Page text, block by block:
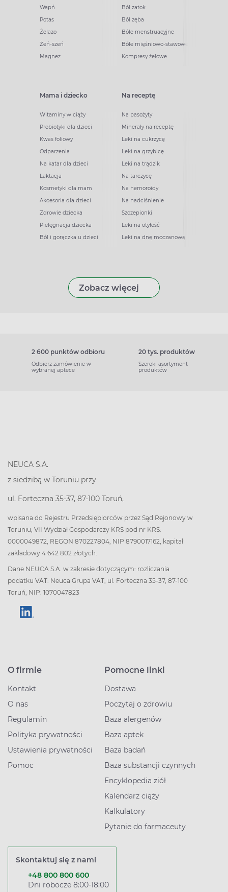
Wapń
Potas
Żelazo
Żeń-szeń
Magnez
Ból zatok
Ból zęba
Bóle menstruacyjne
Bóle mięśniowo-stawowe
Kompresy żelowe
Mama i dziecko
Witaminy w ciąży
Probiotyki dla dzieci
Kwas foliowy
Odparzenia
Na katar dla dzieci
Laktacja
Kosmetyki dla mam
Akcesoria dla dzieci
Zdrowie dziecka
Pielęgnacja dziecka
Ból i gorączka u dzieci
Na receptę
Na pasożyty
Minerały na receptę
Leki na cukrzycę
Leki na grzybicę
Leki na trądzik
Na tarczycę
Na hemoroidy
Na nadciśnienie
Szczepionki
Leki na otyłość
Leki na dnę moczanową
Zobacz więcej
2 600 punktów odbioru
Odbierz zamówienie w
wybranej aptece
20 tys. produktów
Szeroki asortyment
produktów
NEUCA S.A.
z siedzibą w Toruniu przy
ul. Forteczna 35-37, 87-100 Toruń,
wpisana do Rejestru Przedsiębiorców przez Sąd Rejonowy w
Toruniu, VII Wydział Gospodarczy KRS pod nr KRS:
0000049872, REGON 870227804, NIP 8790017162, kapitał
zakładowy 4 642 802 złotych.
Dane NEUCA S.A. w zakresie dotyczącym: rozliczania
podatku VAT: Neuca Grupa VAT, ul. Forteczna 35-37, 87-100
Toruń, NIP: 1070047823
O firmie
Kontakt
O nas
Regulamin
Polityka prywatności
Ustawienia prywatności
Pomoc
Pomocne linki
Dostawa
Poczytaj o zdrowiu
Baza alergenów
Baza aptek
Baza badań
Baza substancji czynnych
Encyklopedia ziół
Kalendarz ciąży
Kalkulatory
Pytanie do farmaceuty
Skontaktuj się z nami
+48 800 800 600
Dni robocze 8:00-18:00